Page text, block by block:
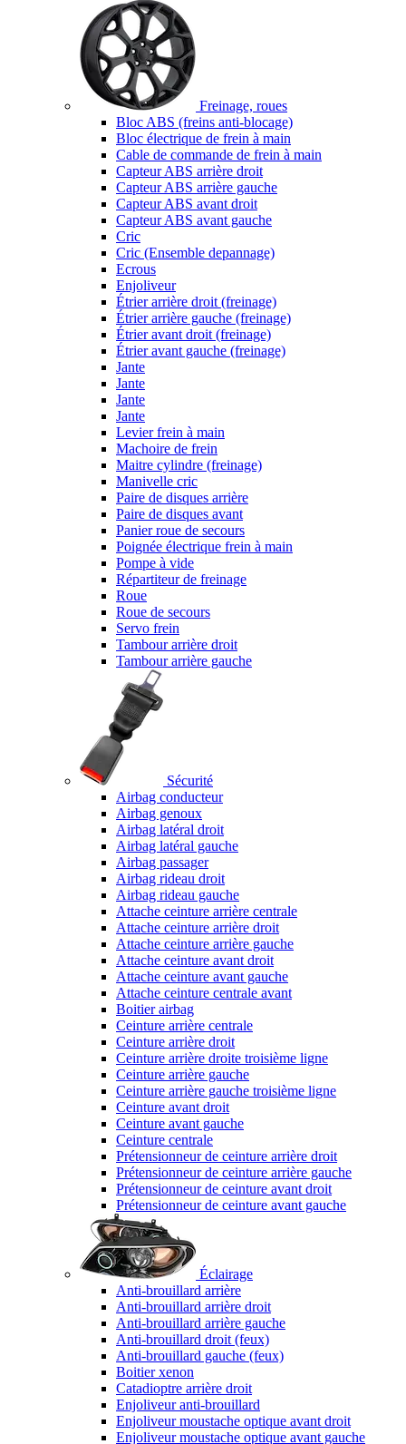
Freinage, roues
Bloc ABS (freins anti-blocage)
Bloc électrique de frein à main
Cable de commande de frein à main
Capteur ABS arrière droit
Capteur ABS arrière gauche
Capteur ABS avant droit
Capteur ABS avant gauche
Cric
Cric (Ensemble depannage)
Ecrous
Enjoliveur
Étrier arrière droit (freinage)
Étrier arrière gauche (freinage)
Étrier avant droit (freinage)
Étrier avant gauche (freinage)
Jante
Jante
Jante
Jante
Levier frein à main
Machoire de frein
Maitre cylindre (freinage)
Manivelle cric
Paire de disques arrière
Paire de disques avant
Panier roue de secours
Poignée électrique frein à main
Pompe à vide
Répartiteur de freinage
Roue
Roue de secours
Servo frein
Tambour arrière droit
Tambour arrière gauche
Sécurité
Airbag conducteur
Airbag genoux
Airbag latéral droit
Airbag latéral gauche
Airbag passager
Airbag rideau droit
Airbag rideau gauche
Attache ceinture arrière centrale
Attache ceinture arrière droit
Attache ceinture arrière gauche
Attache ceinture avant droit
Attache ceinture avant gauche
Attache ceinture centrale avant
Boitier airbag
Ceinture arrière centrale
Ceinture arrière droit
Ceinture arrière droite troisième ligne
Ceinture arrière gauche
Ceinture arrière gauche troisième ligne
Ceinture avant droit
Ceinture avant gauche
Ceinture centrale
Prétensionneur de ceinture arrière droit
Prétensionneur de ceinture arrière gauche
Prétensionneur de ceinture avant droit
Prétensionneur de ceinture avant gauche
Éclairage
Anti-brouillard arrière
Anti-brouillard arrière droit
Anti-brouillard arrière gauche
Anti-brouillard droit (feux)
Anti-brouillard gauche (feux)
Boitier xenon
Catadioptre arrière droit
Enjoliveur anti-brouillard
Enjoliveur moustache optique avant droit
Enjoliveur moustache optique avant gauche